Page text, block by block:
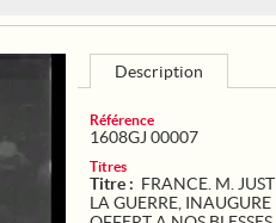
Description
Référence
1608GJ 00007
Titres
Titre : FRANCE. M.
LA GUERRE,